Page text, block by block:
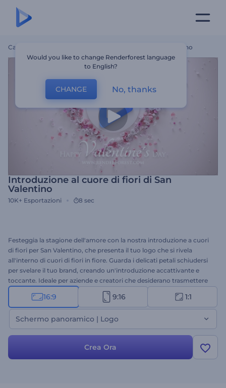
Casa Introduzione Al Cuore Di Fiori Di San Valentino
Introduzione al cuore di fiori di San
Valentino
10K+ Esportazioni 8 sec
Festeggia la stagione dell'amore con la nostra introduzione a cuori
di fiori per San Valentino, che presenta il tuo logo che si rivela
all'interno di cuori di fiori in fiore. Guarda i delicati petali schiudersi
per svelare il tuo brand, creando un'introduzione accattivante e
toccante. Ideale per aziende e creatori che desiderano trasmettere
amore e affetto durante il periodo di San Valentino. Personalizzala
con il tuo logo, inserisci i tuoi testi e seleziona una deliziosa colonna
sonora di sottofondo per completare l'atmosfera romantica. Crea
ora e diffondi amore con ogni fiore!
16:9 9:16 1:1
Schermo panoramico | Logo
Crea Ora
Would you like to change Renderforest language
to English?
CHANGE No, thanks